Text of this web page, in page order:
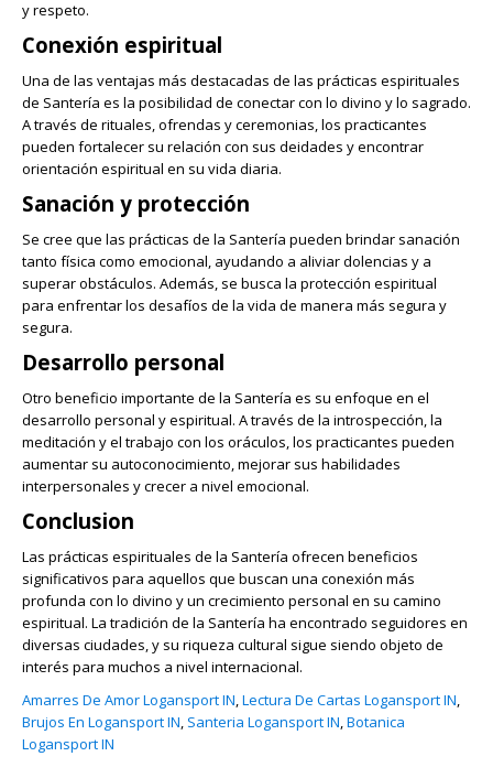
y respeto.
Conexión espiritual
Una de las ventajas más destacadas de las prácticas espirituales
de Santería es la posibilidad de conectar con lo divino y lo sagrado.
A través de rituales, ofrendas y ceremonias, los practicantes
pueden fortalecer su relación con sus deidades y encontrar
orientación espiritual en su vida diaria.
Sanación y protección
Se cree que las prácticas de la Santería pueden brindar sanación
tanto física como emocional, ayudando a aliviar dolencias y a
superar obstáculos. Además, se busca la protección espiritual
para enfrentar los desafíos de la vida de manera más segura y
segura.
Desarrollo personal
Otro beneficio importante de la Santería es su enfoque en el
desarrollo personal y espiritual. A través de la introspección, la
meditación y el trabajo con los oráculos, los practicantes pueden
aumentar su autoconocimiento, mejorar sus habilidades
interpersonales y crecer a nivel emocional.
Conclusion
Las prácticas espirituales de la Santería ofrecen beneficios
significativos para aquellos que buscan una conexión más
profunda con lo divino y un crecimiento personal en su camino
espiritual. La tradición de la Santería ha encontrado seguidores en
diversas ciudades, y su riqueza cultural sigue siendo objeto de
interés para muchos a nivel internacional.
Amarres De Amor Logansport IN,Lectura De Cartas Logansport IN,
Brujos En Logansport IN, Santeria Logansport IN,Botanica
Logansport IN